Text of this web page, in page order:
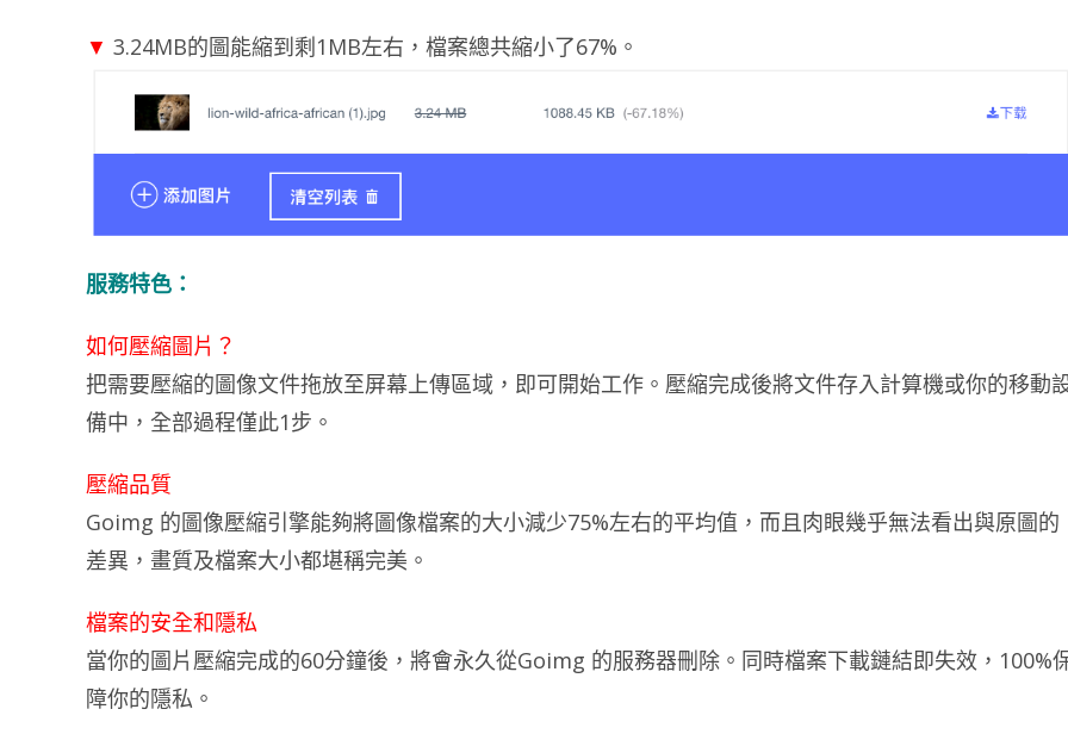
▼ 3.24MB的圖能縮到剩1MB左右，檔案總共縮小了67%。
服務特色：
如何壓縮圖片？
把需要壓縮的圖像文件拖放至屏幕上傳區域，即可開始工作。壓縮完成後將文件存入計算機或你的移動
備中，全部過程僅此1步。
壓縮品質
Goimg 的圖像壓縮引擎能夠將圖像檔案的大小減少75%左右的平均值，而且肉眼幾乎無法看出與原圖的
差異，畫質及檔案大小都堪稱完美。
檔案的安全和隱私
當你的圖片壓縮完成的60分鐘後，將會永久從Goimg 的服務器刪除。同時檔案下載鏈結即失效，100%
障你的隱私。